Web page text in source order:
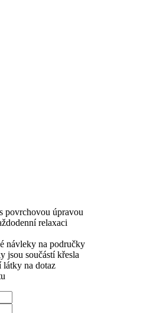
povrchovou úpravou
relaxaci
návleky na područky
jsou součástí křesla
látky na dotaz